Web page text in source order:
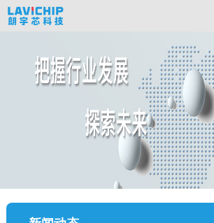
首页
服务与支持